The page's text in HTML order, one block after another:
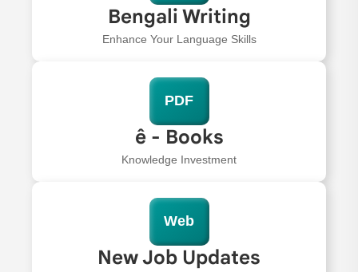
Bengali Writing
Enhance Your Language Skills
PDF
ê - Books
Knowledge Investment
Web
New Job Updates